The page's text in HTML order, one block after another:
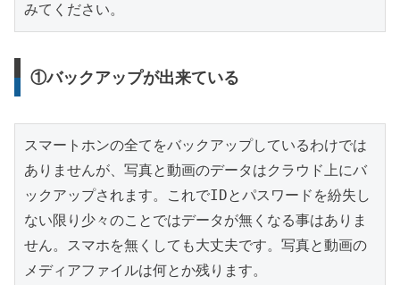
みてください。
①バックアップが出来ている
スマートホンの全てをバックアップしているわけでは
ありませんが、写真と動画のデータはクラウド上にバ
ックアップされます。これでIDとパスワードを紛失し
ない限り少々のことではデータが無くなる事はありま
せん。スマホを無くしても大丈夫です。写真と動画の
メディアファイルは何とか残ります。